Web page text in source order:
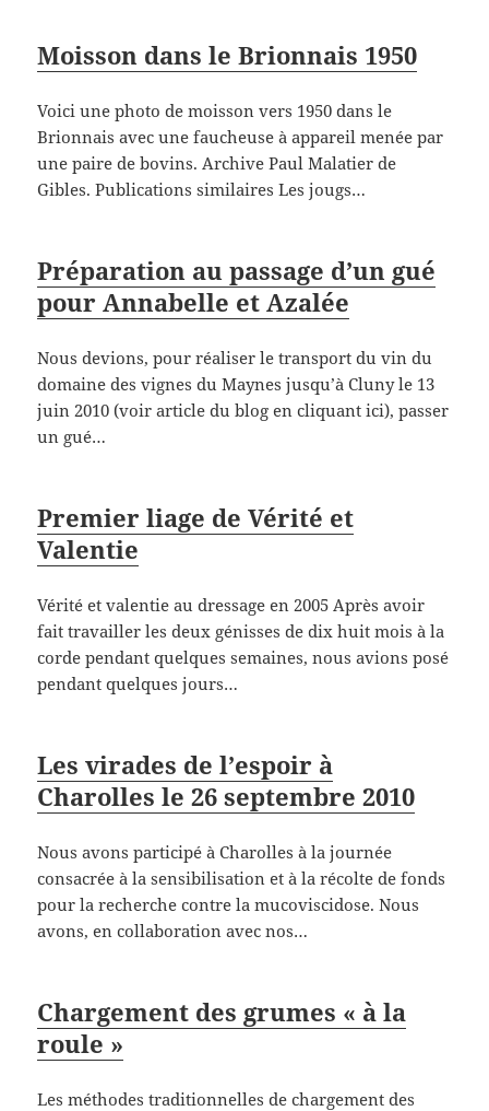
Moisson dans le Brionnais 1950
Voici une photo de moisson vers 1950 dans le
Brionnais avec une faucheuse à appareil menée par
une paire de bovins. Archive Paul Malatier de
Gibles. Publications similaires Les jougs…
Préparation au passage d’un gué
pour Annabelle et Azalée
Nous devions, pour réaliser le transport du vin du
domaine des vignes du Maynes jusqu’à Cluny le 13
juin 2010 (voir article du blog en cliquant ici), passer
un gué…
Premier liage de Vérité et
Valentie
Vérité et valentie au dressage en 2005 Après avoir
fait travailler les deux génisses de dix huit mois à la
corde pendant quelques semaines, nous avions posé
pendant quelques jours…
Les virades de l’espoir à
Charolles le 26 septembre 2010
Nous avons participé à Charolles à la journée
consacrée à la sensibilisation et à la récolte de fonds
pour la recherche contre la mucoviscidose. Nous
avons, en collaboration avec nos…
Chargement des grumes « à la
roule »
Les méthodes traditionnelles de chargement des